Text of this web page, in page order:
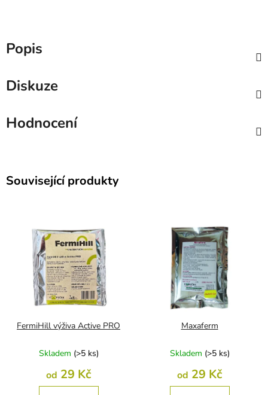
Popis
Diskuze
Hodnocení
Související produkty
FermiHill výživa Active PRO
Skladem (>5 ks)
od 29 Kč
Maxaferm
Skladem (>5 ks)
od 29 Kč